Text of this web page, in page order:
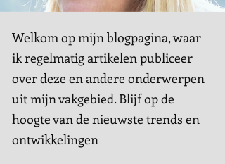
Welkom op mijn blogpagina, waar
ik regelmatig artikelen publiceer
over deze en andere onderwerpen
uit mijn vakgebied. Blijf op de
hoogte van de nieuwste trends en
ontwikkelingen